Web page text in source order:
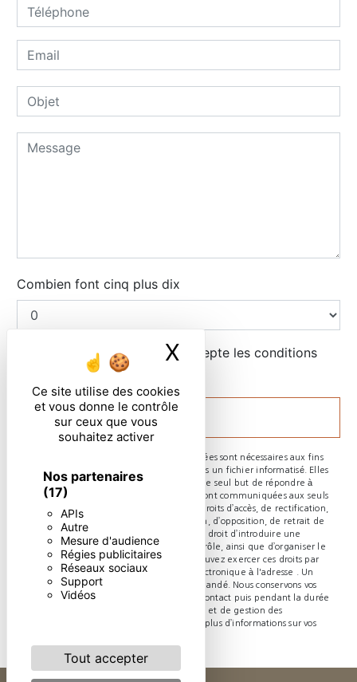
Ce site utilise des cookies
et vous donne le contrôle
sur ceux que vous
souhaitez activer
Nos partenaires
(17)
APIs
Autre
Mesure d'audience
Régies publicitaires
Réseaux sociaux
Support
Vidéos
Tout accepter
X Masquer le
Combien font cinq plus dix
En cochant cette case, j'accepte les conditions
particulières ci-dessous **
ENVOYER
** Les données personnelles communiquées sont nécessaires aux fins
de vous contacter et sont enregistrées dans un fichier informatisé. Elles
sont destinées à et ses sous-traitants dans le seul but de répondre à
votre message. Les données collectées seront communiquées aux seuls
destinataires suivants: . Vous disposez de droits d’accès, de rectification,
d’effacement, de portabilité, de limitation, d’opposition, de retrait de
votre consentement à tout moment et du droit d’introduire une
réclamation auprès d’une autorité de contrôle, ainsi que d’organiser le
sort de vos données post-mortem. Vous pouvez exercer ces droits par
voie postale à l'adresse ou par courrier électronique à l'adresse . Un
justificatif d'identité pourra vous être demandé. Nous conservons vos
données pendant la période de prise de contact puis pendant la durée
de prescription légale aux fins probatoires et de gestion des
contentieux. Consultez le site cnil.fr pour plus d’informations sur vos